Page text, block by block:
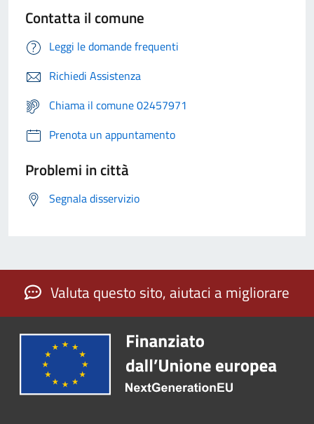
Contatta il comune
Leggi le domande frequenti
Richiedi Assistenza
Chiama il comune 02457971
Prenota un appuntamento
Problemi in città
Segnala disservizio
Valuta questo sito, aiutaci a migliorare